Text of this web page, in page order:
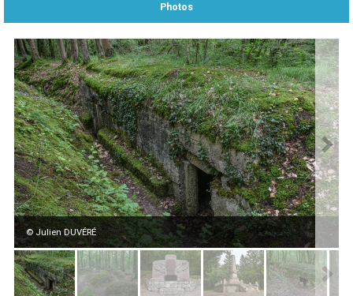
Photos
© Julien DUVÉRÉ